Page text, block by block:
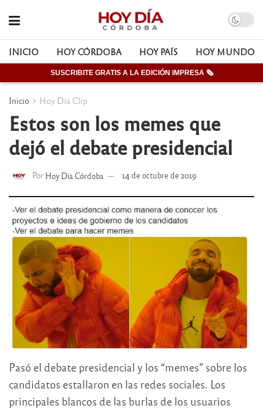
INICIO HOY CÓRDOBA HOY PAÍS HOY MUNDO
SUSCRIBITE GRATIS A LA EDICIÓN IMPRESA 🗞
Inicio Hoy Día Clip
Estos son los memes que
dejó el debate presidencial
Por Hoy Dia Córdoba 14 de octubre de 2019
Pasó el debate presidencial y los “memes” sobre los
candidatos estallaron en las redes sociales. Los
principales blancos de las burlas de los usuarios